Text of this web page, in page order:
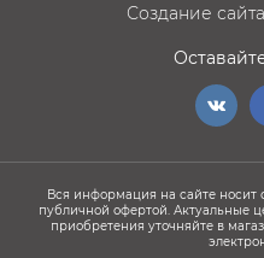
Создание
Вся информация на сайте носит
публичной офертой. Актуальные
приобретения уточняйте в